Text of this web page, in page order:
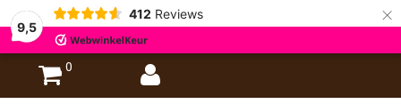
9,5
412 Reviews ×
0